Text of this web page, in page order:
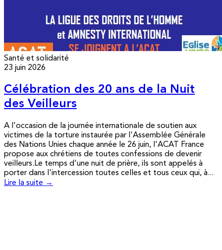
Santé et solidarité
23 juin 2026
Célébration des 20 ans de la Nuit
des Veilleurs
A l'occasion de la journée internationale de soutien aux
victimes de la torture instaurée par l'Assemblée Générale
des Nations Unies chaque année le 26 juin, l'ACAT France
propose aux chrétiens de toutes confessions de devenir
veilleurs.Le temps d'une nuit de prière, ils sont appelés à
porter dans l'intercession toutes celles et tous ceux qui, à...
Lire la suite →